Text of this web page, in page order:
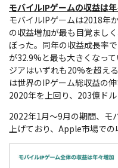
モバイルIPゲームの収益は
モバイルIPゲームは2018年
の収益増加が最も目覚まし
ぼった。同年の収益成長率
が32.9%と最も大きくなっ
ジアはいずれも20%を超え
は世界のIPゲーム総収益の
2020年を上回り、203億ドル
2022年1月～9月の期間、モ
上げており、Apple市場で